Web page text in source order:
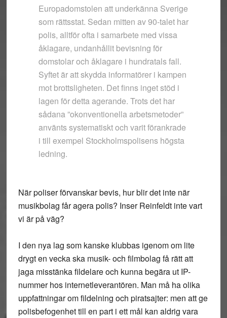
Europadomstolen att underkänna Sverige
som rättsstat. Sedan mitten av 90-talet har
polis, alltför ofta i samarbete med vissa
åklagare, undanhållit bevisning för
domstolar och åklagare i hundratals fall.
Syftet är att skydda informatörer i kampen
mot brottsligheten. Det finns inget stöd i
lagen för detta agerande. Trots det har
sådana ”okonventionella arbetsmetoder”
använts systematiskt och varit förankrade
i till exempel Stockholmspolisens högsta
ledning.
När poliser förvanskar bevis, hur blir det inte när
musikbolag får agera polis? Inser Reinfeldt inte vart
vi är på väg?
I den nya lag som kanske klubbas igenom om lite
drygt en vecka ska musik- och filmbolag få rätt att
jaga misstänka fildelare och kunna begära ut IP-
nummer hos internetleverantören. Man må ha olika
uppfattningar om fildelning och piratsajter: men att ge
polisbefogenhet till en part i ett mål kan aldrig vara